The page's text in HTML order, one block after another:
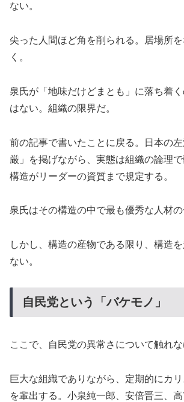
ない。
尖った人間ほど角を削られる。居場所
く。
泉氏が「地味だけどまとも」に落ち着
はない。組織の限界だ。
前の記事で書いたことに戻る。日本の
厳」を掲げながら、実態は組織の論理
構造がリーダーの資質まで規定する。
泉氏はその構造の中で最も優秀な人材の
しかし、構造の産物である限り、構造
ない。
自民党という「バケモノ」
ここで、自民党の異常さについて触れな
巨大な組織でありながら、定期的にカ
を輩出する。小泉純一郎、安倍晋三、